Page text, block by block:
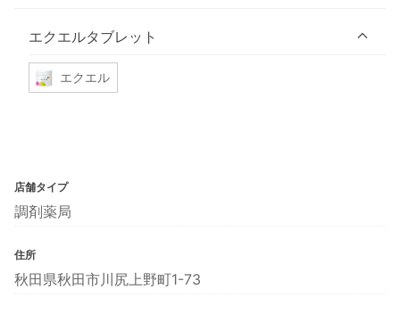
エクエルタブレット
エクエル
店舗タイプ
調剤薬局
住所
秋田県秋田市川尻上野町1-73